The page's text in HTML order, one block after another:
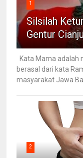
1
Silsilah
Gentur
Kata Mama adalah
berasal dari kata
masyarakat Jawa
2